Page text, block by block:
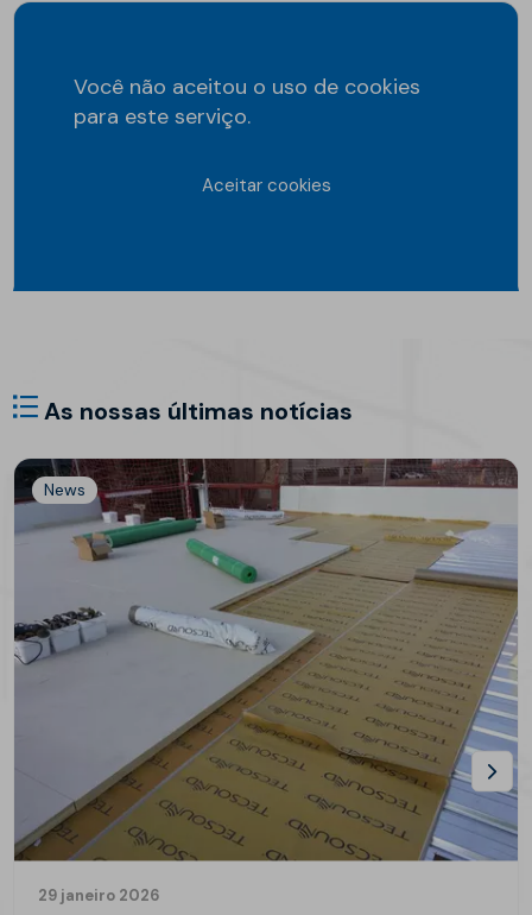
Você não aceitou o uso de cookies
para este serviço.
Aceitar cookies
As nossas últimas notícias
News
29 janeiro 2026